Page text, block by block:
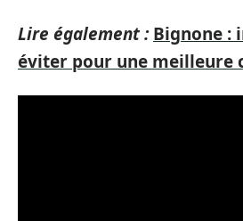
Lire également : Bignone :
éviter pour une meilleure